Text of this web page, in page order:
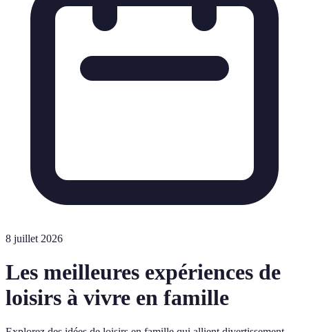
8 juillet 2026
Les meilleures expériences de
loisirs à vivre en famille